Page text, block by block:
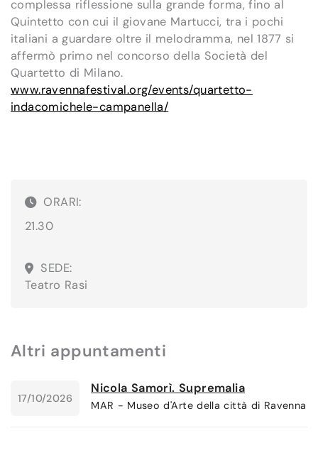
complessa riflessione sulla grande forma, fino al
Quintetto con cui il giovane Martucci, tra i pochi
italiani a guardare oltre il melodramma, nel 1877 si
affermò primo nel concorso della Società del
Quartetto di Milano.
www.ravennafestival.org/events/quartetto-
indacomichele-campanella/
ORARI:
21.30
SEDE:
Teatro Rasi
Altri appuntamenti
17/10/2026
Nicola Samorì. Supremalia
MAR - Museo d'Arte della città di Ravenna